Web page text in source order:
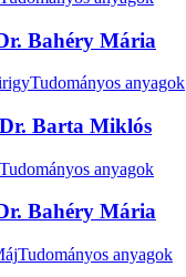
Bahéry Mária
Tudományos anyagok
Barta Miklós
Tudományos anyagok
Bahéry Mária
Tudományos anyagok